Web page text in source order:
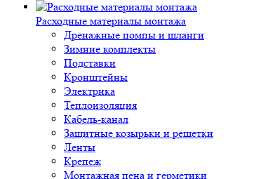
Расходные материалы монтажа
Дренажные помпы и шланги
Зимние комплекты
Подставки
Кронштейны
Электрика
Теплоизоляция
Кабель-канал
Защитные козырьки и решетки
Ленты
Крепеж
Монтажная пена и герметики